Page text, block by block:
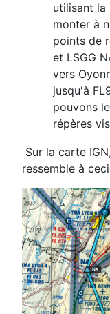
utilisant la
monter à
points de
et LSGG
vers
jusqu'à
pouvons
répères
Sur la carte
ressemble à ceci